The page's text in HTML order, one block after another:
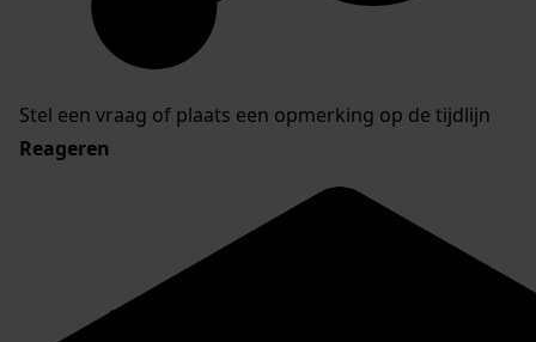
Stel een vraag of plaats een opmerking op de tijdlijn
Reageren